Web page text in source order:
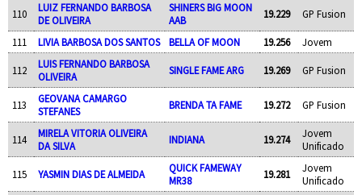
110
LUIZ FERNANDO BARBOSA
DE OLIVEIRA
SHINERS BIG MOON
AAB
19.229 GP Fusion
111 LIVIA BARBOSA DOS SANTOS BELLA OF MOON 19.256 Jovem
112
LUIS FERNANDO BARBOSA
OLIVEIRA
SINGLE FAME ARG 19.269 GP Fusion
113
GEOVANA CAMARGO
STEFANES
BRENDA TA FAME 19.272 GP Fusion
114
MIRELA VITORIA OLIVEIRA
DA SILVA
INDIANA 19.274
Jovem
Unificado
115 YASMIN DIAS DE ALMEIDA
QUICK FAMEWAY
MR38
19.281
Jovem
Unificado